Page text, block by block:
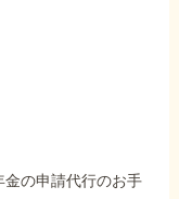
の申請代行のお手